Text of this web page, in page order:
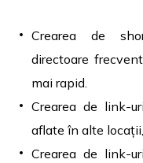
Crearea de
directoare
mai rapid.
Crearea de link-
aflate în alte
Crearea de link-